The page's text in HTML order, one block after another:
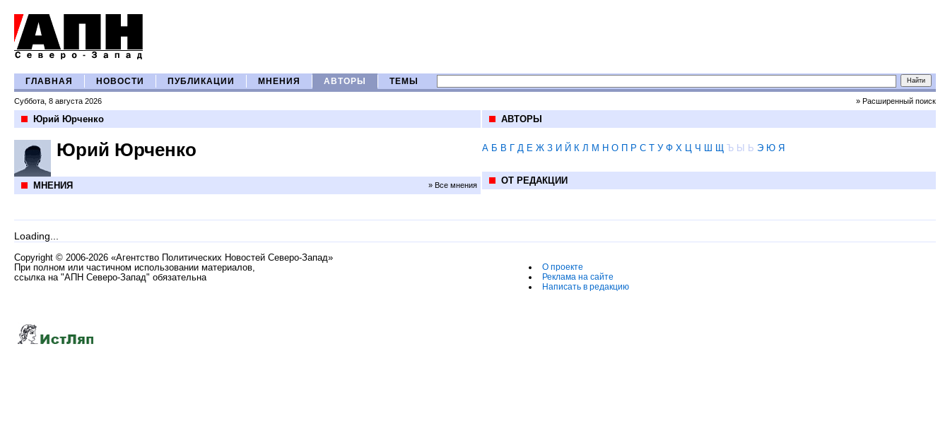
ГЛАВНАЯ НОВОСТИ ПУБЛИКАЦИИ МНЕНИЯ АВТОРЫ ТЕМЫ
Суббота, 8 августа 2026 » Расширенный поиск
Юрий Юрченко
Юрий Юрченко
МНЕНИЯ » Все мнения
АВТОРЫ
А Б В Г Д Е Ж З И Й К Л М Н О П Р С Т У Ф Х Ц Ч Ш Щ Ъ Ы Ь Э Ю Я
ОТ РЕДАКЦИИ
Loading...
Copyright © 2006-2026 «Агентство Политических Новостей Северо-Запад»
При полном или частичном использовании материалов,
ссылка на "АПН Северо-Запад" обязательна
О проекте
Реклама на сайте
Написать в редакцию